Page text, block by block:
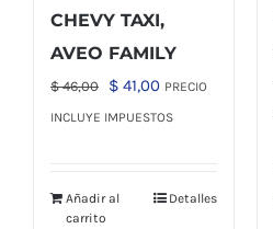
CHEVY TAXI,
AVEO FAMILY
$46,00
El
precio
$ 46,00.
$ 41,00El
precio
$ 41,00.
PRECIO
INCLUYE IMPUESTOS
Añadir al
carrito
Detalles